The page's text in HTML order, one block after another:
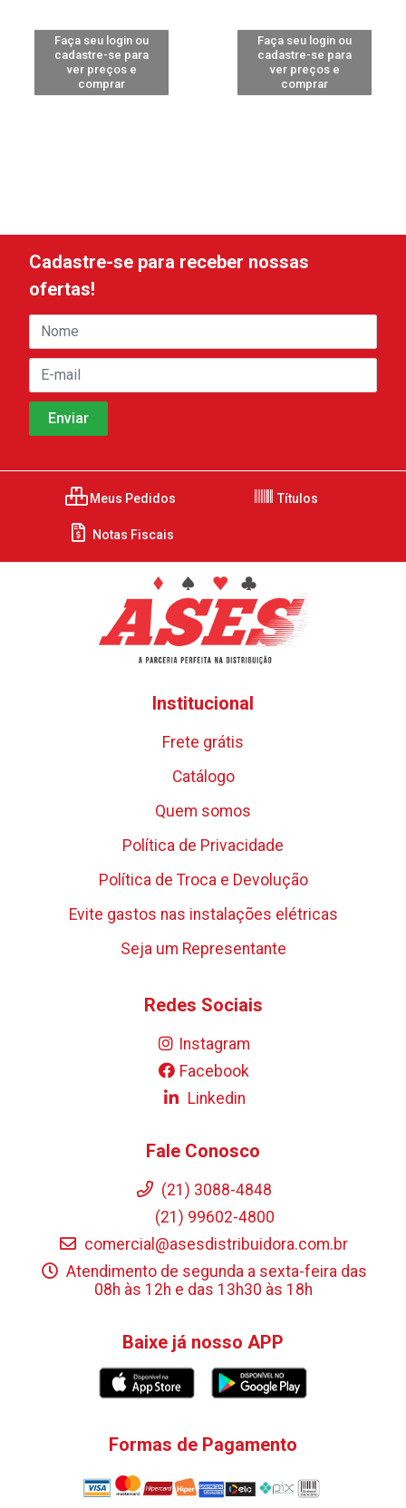
Faça seu login ou
cadastre-se para
ver preços e
comprar
Faça seu login ou
cadastre-se para
ver preços e
comprar
Cadastre-se para receber nossas
ofertas!
Meus Pedidos Títulos
Notas Fiscais
Institucional
Frete grátis
Catálogo
Quem somos
Política de Privacidade
Política de Troca e Devolução
Evite gastos nas instalações elétricas
Seja um Representante
Redes Sociais
Instagram
Facebook
Linkedin
Fale Conosco
(21) 3088-4848
(21) 99602-4800
comercial@asesdistribuidora.com.br
Atendimento de segunda a sexta-feira das
08h às 12h e das 13h30 às 18h
Baixe já nosso APP
Formas de Pagamento